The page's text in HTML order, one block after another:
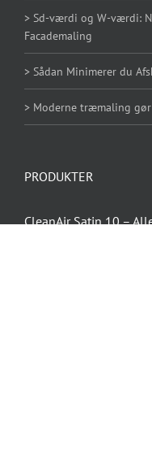
> Sd-værdi og W-værdi:
Facademaling
> Sådan Minimerer du
> Moderne træmaling
PRODUKTER
CleanAir Satin 10 –